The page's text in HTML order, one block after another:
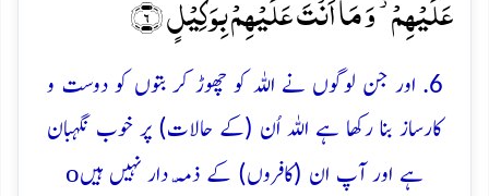
6. اور جن لوگوں نے اللہ کو چھوڑ کر بتوں کو دوست و
کارساز بنا رکھا ہے اللہ اُن (کے حالات) پر خوب نگہبان
ہے اور آپ ان (کافروں) کے ذمّہ دار نہیں ہیںo